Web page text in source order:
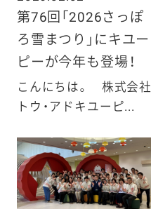
第76回「2026さっぽ
ろ雪まつり」にキユー
ピーが今年も登場！
こんにちは。 株式会社
トウ・アドキユーピ...